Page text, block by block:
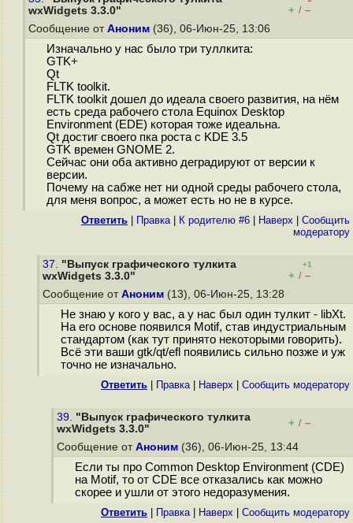
wxWidgets 3.3.0"
+ / –
Сообщение от Аноним (36), 06-Июн-25, 13:06
Изначально у нас было три туллкита:
GTK+
Qt
FLTK toolkit.
FLTK toolkit дошел до идеала своего развития, на нём
есть среда рабочего стола Equinox Desktop
Environment (EDE) которая тоже идеальна.
Qt достиг своего пка роста с KDE 3.5
GTK времен GNOME 2.
Сейчас они оба активно деградируют от версии к
версии.
Почему на сабже нет ни одной среды рабочего стола,
для меня вопрос, а может есть но не в курсе.
Ответить Правка| К родителю #6 Наверх
Cообщить
модератору
37. "Выпуск графического тулкита
wxWidgets 3.3.0"
+1
+ / –
Сообщение от Аноним (13), 06-Июн-25, 13:28
Не знаю у кого у вас, а у нас был один тулкит - libXt.
На его основе появился Motif, став индустриальным
стандартом (как тут принято некоторыми говорить).
Всё эти ваши gtk/qt/efl появились сильно позже и уж
точно не изначально.
Ответить Правка| Наверх Cообщить модератору
39. "Выпуск графического тулкита
wxWidgets 3.3.0"
+ / –
Сообщение от Аноним (36), 06-Июн-25, 13:44
Если ты про Common Desktop Environment (CDE)
на Motif, то от CDE все отказались как можно
скорее и ушли от этого недоразумения.
Ответить Правка| Наверх Cообщить модератору